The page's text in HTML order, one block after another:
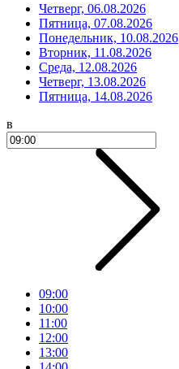
Четверг, 06.08.2026
Пятница, 07.08.2026
Понедельник, 10.08.2026
Вторник, 11.08.2026
Среда, 12.08.2026
Четверг, 13.08.2026
Пятница, 14.08.2026
в
09:00
10:00
11:00
12:00
13:00